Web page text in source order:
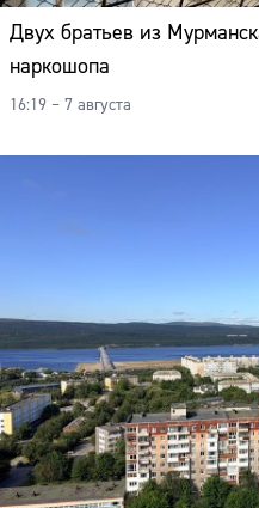
Двух братьев из
наркошопа
16:19 – 7 августа